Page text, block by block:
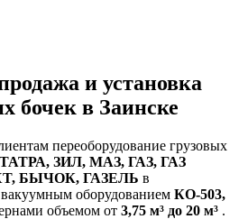
и установка
бочек в Заинске
переоборудование грузовых
ЗИЛ, МАЗ, ГАЗ, ГАЗ
БЫЧОК, ГАЗЕЛЬ в
вакуумным оборудованием КО-503,
объемом от 3,75 м³ до 20 м³ .